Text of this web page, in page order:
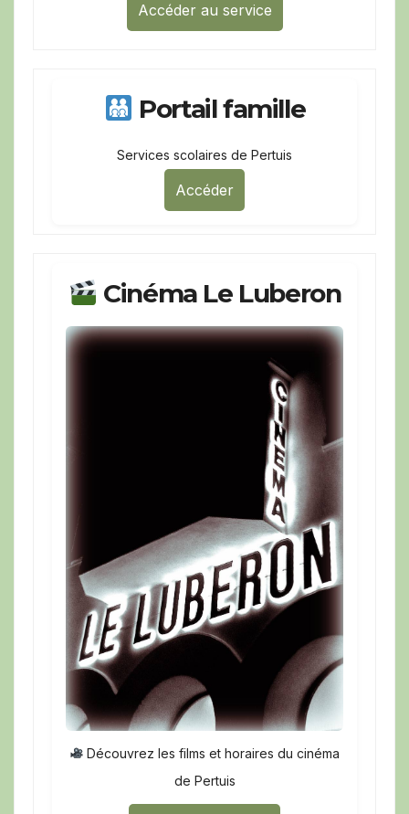
Accéder au service
Portail famille
Services scolaires de Pertuis
Accéder
Cinéma Le Luberon
Découvrez les films et horaires du cinéma
de Pertuis